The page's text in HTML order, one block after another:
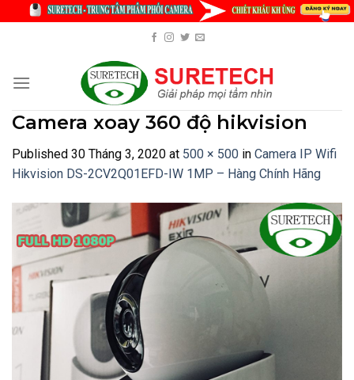
Camera xoay 360 độ hikvision
Published 30 Tháng 3, 2020 at 500 × 500 in Camera IP Wifi
Hikvision DS-2CV2Q01EFD-IW 1MP – Hàng Chính Hãng